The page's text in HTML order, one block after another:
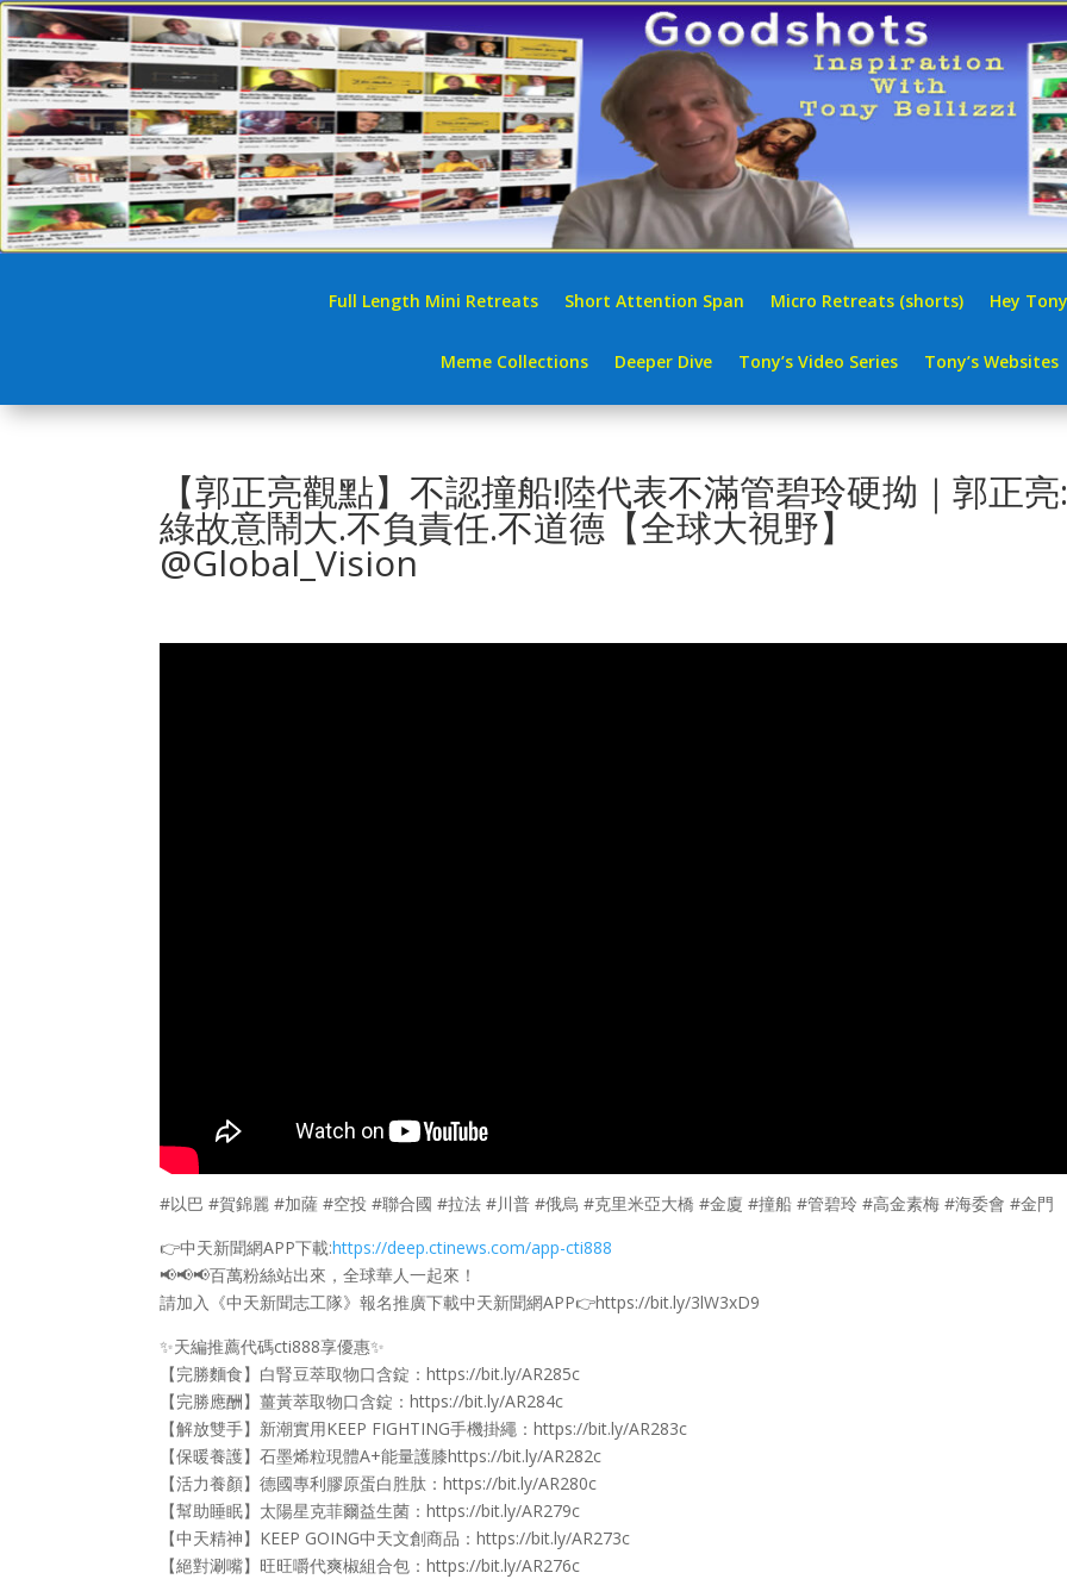
Full Length Mini Retreats Short Attention Span Micro Retreats (shorts) Hey
Meme Collections Deeper Dive Tony’s Video Series Tony’s Websites
【郭正亮觀點】不認撞船!陸代表不滿管碧玲硬拗｜郭正
綠故意鬧大.不負責任.不道德【全球大視野】
@Global_Vision
#以巴 #賀錦麗 #加薩 #空投 #聯合國 #拉法 #川普 #俄烏 #克里米亞大橋 #金廈 #撞船 #管碧玲 #高金素梅 #海委會 #金門
👉中天新聞網APP下載:https://deep.ctinews.com/app-cti888
📢📢📢百萬粉絲站出來，全球華人一起來！
請加入《中天新聞志工隊》報名推廣下載中天新聞網APP👉https://bit.ly/3lW3xD9
✨天編推薦代碼cti888享優惠✨
【完勝麵食】白腎豆萃取物口含錠：https://bit.ly/AR285c
【完勝應酬】薑黃萃取物口含錠：https://bit.ly/AR284c
【解放雙手】新潮實用KEEP FIGHTING手機掛繩：https://bit.ly/AR283c
【保暖養護】石墨烯粒現體A+能量護膝https://bit.ly/AR282c
【活力養顏】德國專利膠原蛋白胜肽：https://bit.ly/AR280c
【幫助睡眠】太陽星克菲爾益生菌：https://bit.ly/AR279c
【中天精神】KEEP GOING中天文創商品：https://bit.ly/AR273c
【絕對涮嘴】旺旺嚼代爽椒組合包：https://bit.ly/AR276c